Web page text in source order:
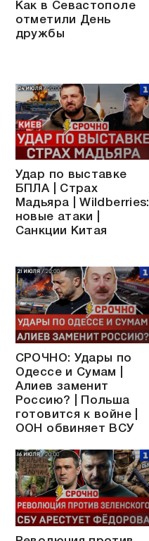
Как в Севастополе
отметили День
дружбы
Удар по выставке
БПЛА | Страх
Мадьяра | Wildberries:
новые атаки |
Санкции Китая
СРОЧНО: Удары по
Одессе и Сумам |
Алиев заменит
Россию? | Польша
готовится к войне |
ООН обвиняет ВСУ